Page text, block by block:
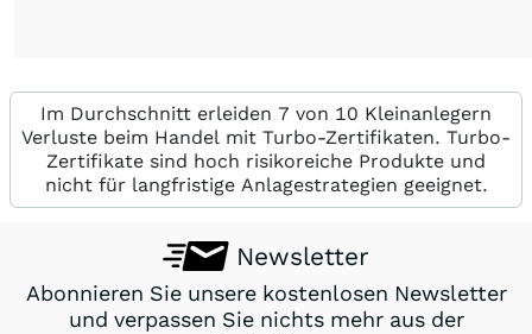
Im Durchschnitt erleiden 7 von 10 Kleinanlegern
Verluste beim Handel mit Turbo-Zertifikaten. Turbo-
Zertifikate sind hoch risikoreiche Produkte und
nicht für langfristige Anlagestrategien geeignet.
Newsletter
Abonnieren Sie unsere kostenlosen Newsletter
und verpassen Sie nichts mehr aus der